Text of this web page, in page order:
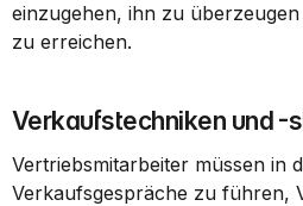
einzugehen, ihn zu
zu erreichen.
Verkaufstechniken und -
Vertriebsmitarbeiter müssen in
Verkaufsgespräche zu führen,